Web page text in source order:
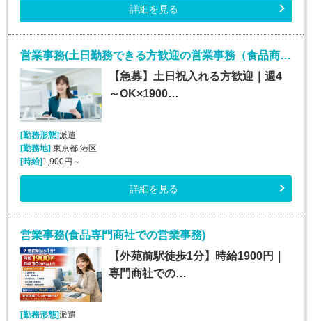
詳細を見る
営業事務(土日勤務できる方歓迎の営業事務（食品商社）)
【急募】土日祝入れる方歓迎｜週4
～OK×1900…
[勤務形態]派遣
[勤務地] 東京都 港区
[時給] 1,900円～
詳細を見る
営業事務(食品専門商社での営業事務)
【外苑前駅徒歩1分】時給1900円｜
専門商社での…
[勤務形態]派遣